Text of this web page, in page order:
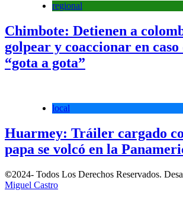
regional
Chimbote: Detienen a
golpear y coaccionar en
“gota a gota”
local
Huarmey: Tráiler cargado
papa se volcó en la
©2024- Todos Los Derechos Reservados.
Miguel Castro